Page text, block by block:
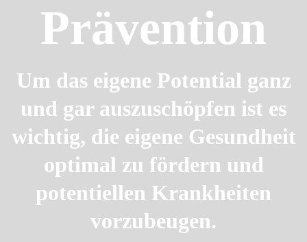
Prävention
Um das eigene Potential ganz
und gar auszuschöpfen ist es
wichtig, die eigene Gesundheit
optimal zu fördern und
potentiellen Krankheiten
vorzubeugen.